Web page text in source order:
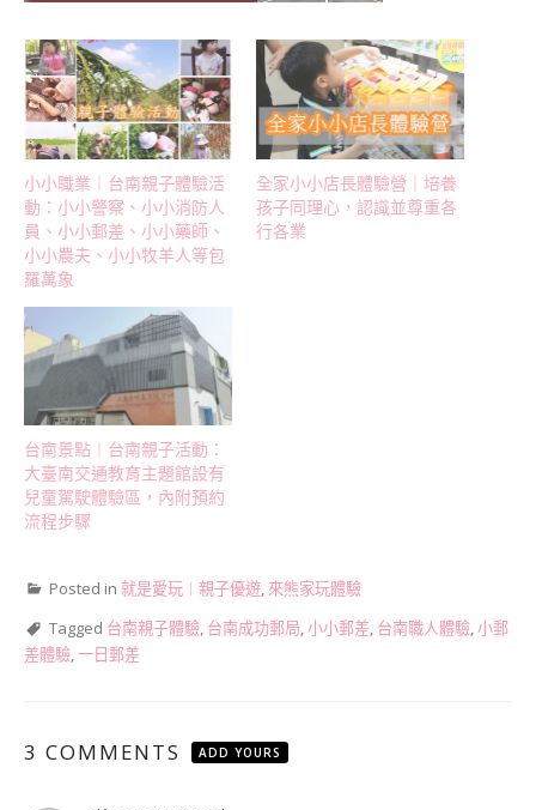
小小職業︱台南親子體驗活
動：小小警察、小小消防人
員、小小郵差、小小藥師、
小小農夫、小小牧羊人等包
羅萬象
全家小小店長體驗營｜培養
孩子同理心，認識並尊重各
行各業
台南景點︱台南親子活動：
大臺南交通教育主題館設有
兒童駕駛體驗區，內附預約
流程步驟
Posted in 就是愛玩︱親子優遊, 來熊家玩體驗
Tagged 台南親子體驗, 台南成功郵局,小小郵差, 台南職人體驗,小郵
差體驗,一日郵差
3 COMMENTS ADD YOURS